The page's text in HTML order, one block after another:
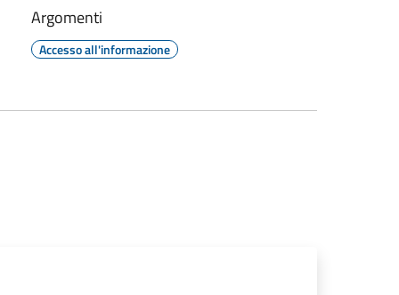
Argomenti
Accesso all'informazione